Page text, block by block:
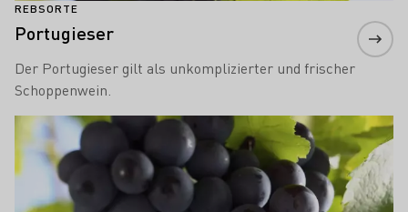
REBSORTE
Portugieser
Der Portugieser gilt als unkomplizierter und frischer
Schoppenwein.
Mehr erfahren